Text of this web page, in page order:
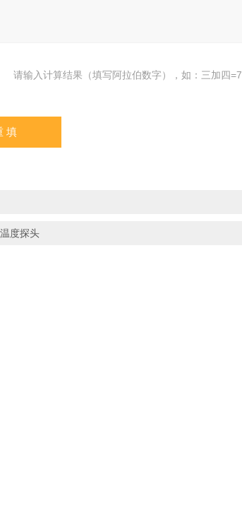
请输入计算结果（填写阿拉伯数字），如：三加四=7
度探头